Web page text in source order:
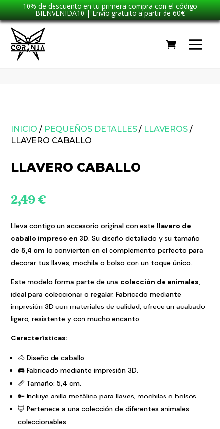
10% de descuento en tu primera compra con el código
BIENVENIDA10 | Envío gratuito a partir de 60€
INICIO / PEQUEÑOS DETALLES / LLAVEROS /
LLAVERO CABALLO
LLAVERO CABALLO
2,49€
Lleva contigo un accesorio original con este llavero de
caballo impreso en 3D. Su diseño detallado y su tamaño
de5,4 cm lo convierten en el complemento perfecto para
decorar tus llaves, mochila o bolso con un toque único.
Este modelo forma parte de una colección de animales,
ideal para coleccionar o regalar. Fabricado mediante
impresión 3D con materiales de calidad, ofrece un acabado
ligero, resistente y con mucho encanto.
Características:
🐴 Diseño de caballo.
🖨️ Fabricado mediante impresión 3D.
📏 Tamaño: 5,4 cm.
🔑 Incluye anilla metálica para llaves, mochilas o bolsos.
🦊 Pertenece a una colección de diferentes animales
coleccionables.